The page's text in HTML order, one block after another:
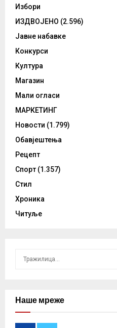
Избори
ИЗДВОЈЕНО (2.596)
Јавне набавке
Конкурси
Култура
Магазин
Мали огласи
МАРКЕТИНГ
Новости (1.799)
Обавјештења
Рецепт
Спорт (1.357)
Стил
Хроника
Читуље
cНаше мреже